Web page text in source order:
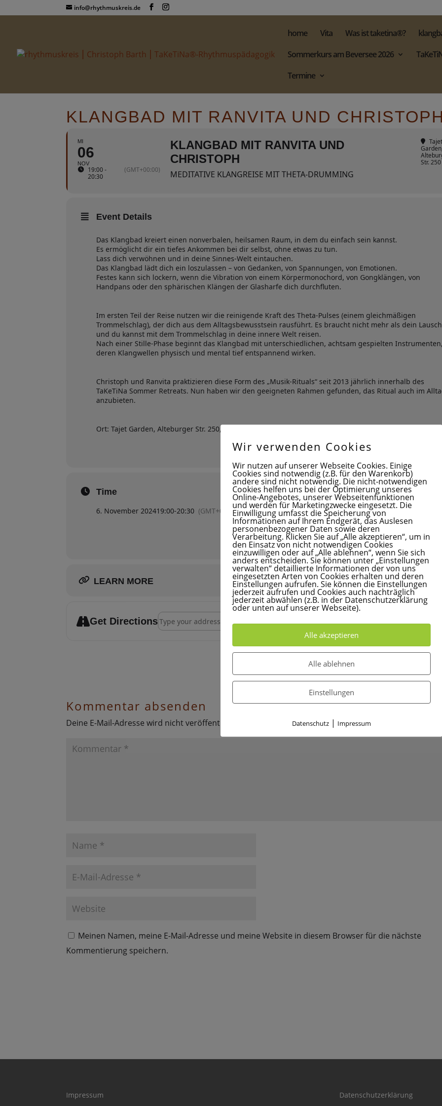
info@rhythmuskreis.de
home Vita Was ist taketina®?
Sommerkurs am Beversee 2026
Termine
KLANGBAD MIT RANVITA UND CHRISTOPH
MI
06
NOV
19:00 -
20:30
(GMT+00:00)
KLANGBAD MIT RANVITA UND
CHRISTOPH
MEDITATIVE KLANGREISE MIT THETA-DRUMMING
Tajet
Garden,
Str. 250
Event Details
Das Klangbad kreiert einen nonverbalen, heilsamen Raum, in dem du einfach sein kannst.
Es ermöglicht dir ein tiefes Ankommen bei dir selbst, ohne etwas zu tun.
Lass dich verwöhnen und in deine Sinnes-Welt eintauchen.
Das Klangbad lädt dich ein loszulassen – von Gedanken, von Spannungen, von Emotionen.
Festes kann sich lockern, wenn die Vibration von einem Körpermonochord, von Gongklängen, von
Handpans oder den sphärischen Klängen der Glasharfe dich durchfluten.
Im ersten Teil der Reise nutzen wir die reinigende Kraft des Theta-Pulses (einem gleichmäßigen
Trommelschlag), der dich aus dem Alltagsbewusstsein rausführt. Es braucht nicht mehr als dein
und du kannst mit dem Trommelschlag in deine innere Welt reisen.
Nach einer Stille-Phase beginnt das Klangbad mit unterschiedlichen, achtsam gespielten Instrumenten,
deren Klangwellen physisch und mental tief entspannend wirken.
Christoph und Ranvita praktizieren diese Form des „Musik-Rituals“ seit 2013 jährlich innerhalb des
TaKeTiNa Sommer Retreats. Nun haben wir den geeigneten Rahmen gefunden, das Ritual auch im
anzubieten.
Ort: Tajet Garden, Alteburger Str. 250, 50968 Köln, € 20,-
Time
6. November 202419:00-20:30 (GMT+00:00)
Location
Tajet Garden
Alteburger Str. 250
OTHER EVENTS
LEARN MORE CALENDAR GOOGLECAL
Get DirectionsAddress - Klangbad mit Ranvita und Christoph [5J4xTqgkf]Destination Address -
Kommentar absenden
Deine E-Mail-Adresse wird nicht veröffentlicht. Erforderliche Felder sind mit*markiert
Meinen Namen, meine E-Mail-Adresse und meine Website in diesem Browser für die nächste
Kommentierung speichern.
Impressum Datenschutzerklärung
Wir verwenden Cookies
Wir nutzen auf unserer Webseite Cookies. Einige
Cookies sind notwendig (z.B. für den Warenkorb)
andere sind nicht notwendig. Die nicht-notwendigen
Cookies helfen uns bei der Optimierung unseres
Online-Angebotes, unserer Webseitenfunktionen
und werden für Marketingzwecke eingesetzt. Die
Einwilligung umfasst die Speicherung von
Informationen auf Ihrem Endgerät, das Auslesen
personenbezogener Daten sowie deren
Verarbeitung. Klicken Sie auf „Alle akzeptieren“, um in
den Einsatz von nicht notwendigen Cookies
einzuwilligen oder auf „Alle ablehnen“, wenn Sie sich
anders entscheiden. Sie können unter „Einstellungen
verwalten“ detaillierte Informationen der von uns
eingesetzten Arten von Cookies erhalten und deren
Einstellungen aufrufen. Sie können die Einstellungen
jederzeit aufrufen und Cookies auch nachträglich
jederzeit abwählen (z.B. in der Datenschutzerklärung
oder unten auf unserer Webseite).
Alle akzeptieren
Alle ablehnen
Einstellungen
Datenschutz | Impressum